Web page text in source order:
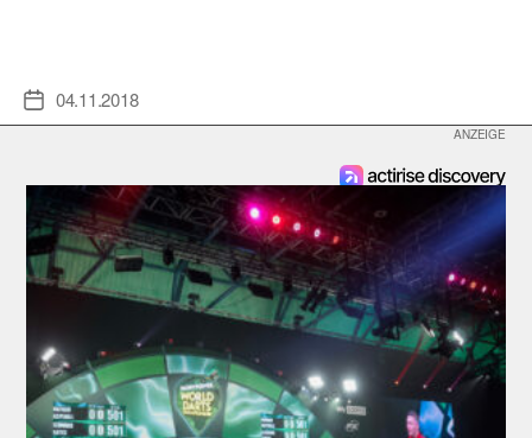
Veröffentlichungsdatum
04.11.2018